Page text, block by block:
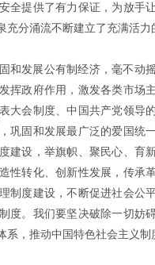
全提供了有力保证，为放手
充分涌流不断建立了充满活力
和发展公有制经济，毫不动
挥政府作用，激发各类市场
大会制度、中国共产党领导
巩固和发展最广泛的爱国统
建设，举旗帜、聚民心、育
性转化、创新性发展，传承
制度建设，不断促进社会公
度。我们要坚决破除一切妨
系，推动中国特色社会主义